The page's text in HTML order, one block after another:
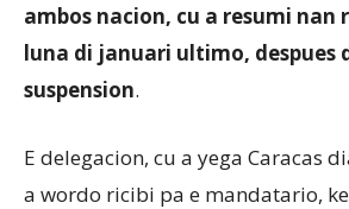
ambos nacion, cu a resumi nan
luna di januari ultimo, despues
suspension.
E delegacion, cu a yega Caracas
a wordo ricibi pa e mandatario,